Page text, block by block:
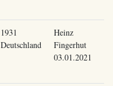
1931
Deutschland
Heinz
Fingerhut
03.01.2021